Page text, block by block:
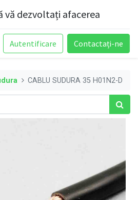
vă dezvoltați afacerea
Autentificare Contactați-ne
CABLU SUDURA 35 H01N2-D